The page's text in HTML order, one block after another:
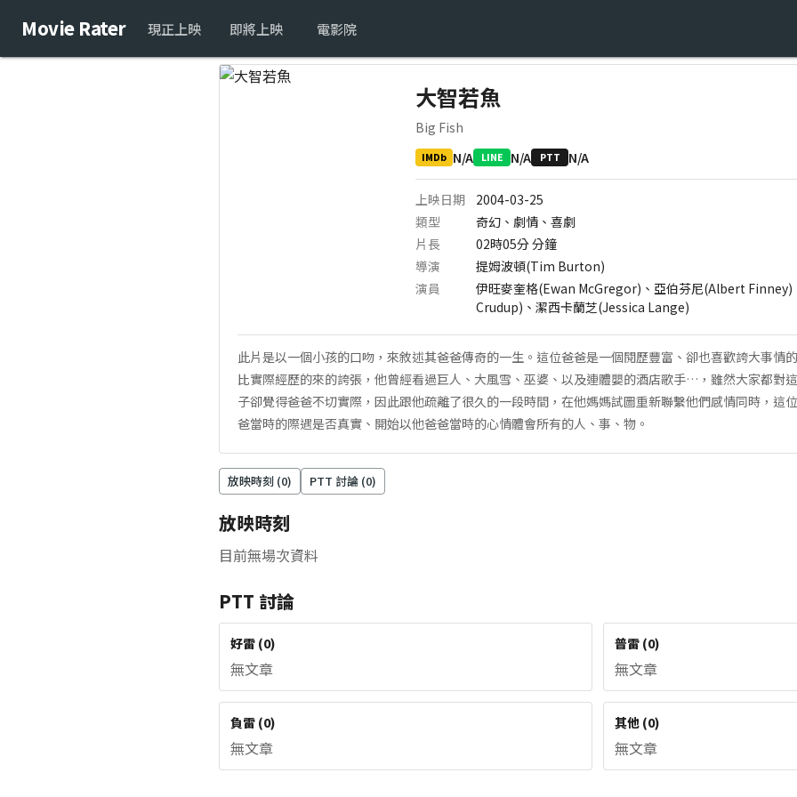
Movie Rater 現正上映 即將上映 電影院
大智若魚
Big Fish
IMDb N/A LINE N/A PTT N/A
上映日期
2004-03-25
類型
奇幻、劇情、喜劇
片長
02時05分分鐘
導演
提姆波頓(Tim Burton)
演員
伊旺麥奎格(Ewan McGregor)、亞伯芬尼(Albert
Crudup)、潔西卡蘭芝(Jessica Lange)
此片是以一個小孩的口吻，來敘述其爸爸傳奇的一生。這位爸爸是一個閱歷豐富、卻也喜歡誇大事情
比實際經歷的來的誇張，他曾經看過巨人、大風雪、巫婆、以及連體嬰的酒店歌手…，雖然大家都對
子卻覺得爸爸不切實際，因此跟他疏離了很久的一段時間，在他媽媽試圖重新聯繫他們感情同時，這
爸當時的際遇是否真實、開始以他爸爸當時的心情體會所有的人、事、物。
放映時刻 (0) PTT 討論 (0)
放映時刻
目前無場次資料
PTT 討論
好雷 (0)
無文章
普雷 (0)
無文章
負雷 (0)
無文章
其他 (0)
無文章